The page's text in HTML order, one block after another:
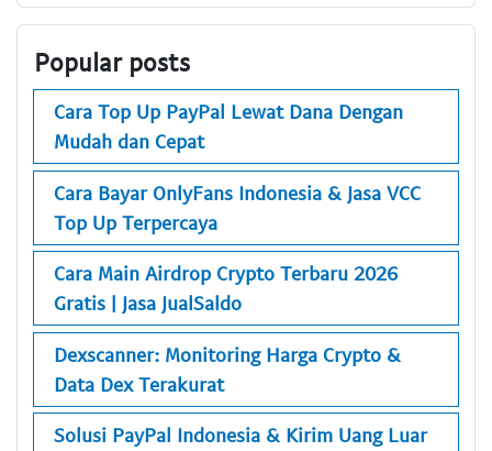
Popular posts
Cara Top Up PayPal Lewat Dana Dengan
Mudah dan Cepat
Cara Bayar OnlyFans Indonesia & Jasa VCC
Top Up Terpercaya
Cara Main Airdrop Crypto Terbaru 2026
Gratis | Jasa JualSaldo
Dexscanner: Monitoring Harga Crypto &
Data Dex Terakurat
Solusi PayPal Indonesia & Kirim Uang Luar